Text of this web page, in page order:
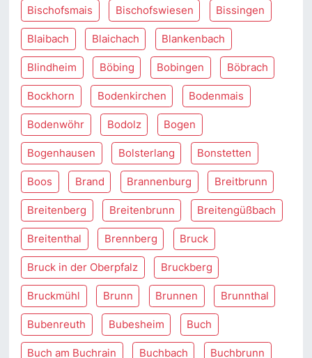
Bischofsmais Bischofswiesen Bissingen
Blaibach Blaichach Blankenbach
Blindheim Böbing Bobingen Böbrach
Bockhorn Bodenkirchen Bodenmais
Bodenwöhr Bodolz Bogen
Bogenhausen Bolsterlang Bonstetten
Boos Brand Brannenburg Breitbrunn
Breitenberg Breitenbrunn Breitengüßbach
Breitenthal Brennberg Bruck
Bruck in der Oberpfalz Bruckberg
Bruckmühl Brunn Brunnen Brunnthal
Bubenreuth Bubesheim Buch
Buch am Buchrain Buchbach Buchbrunn